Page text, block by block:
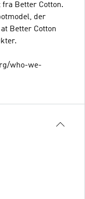
Better Cotton.
der
Better Cotton
who-we-